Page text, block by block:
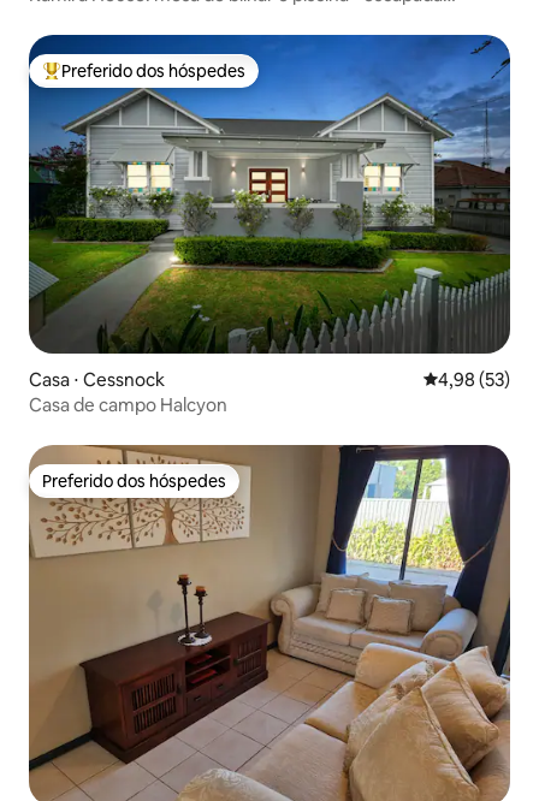
Entre os melhores preferidos dos hóspedes
Preferido dos hóspedes
Casa ⋅ Cessnock 4,98 de uma
4,98 (53)
Casa de campo Halcyon
Preferido dos hóspedes
Preferido dos hóspedes